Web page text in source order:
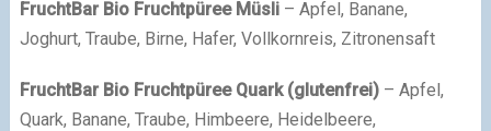
FruchtBar Bio Fruchtpüree Müsli – Apfel, Banane,
Joghurt, Traube, Birne, Hafer, Vollkornreis, Zitronensaft
FruchtBar Bio Fruchtpüree Quark (glutenfrei) – Apfel,
Quark, Banane, Traube, Himbeere, Heidelbeere,